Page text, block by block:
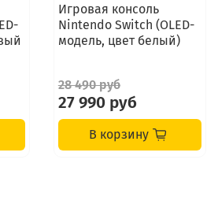
Игровая консоль
Nintendo Switch (OLED-
модель, цвет белый)
28 490 руб
27 990 руб
В корзину